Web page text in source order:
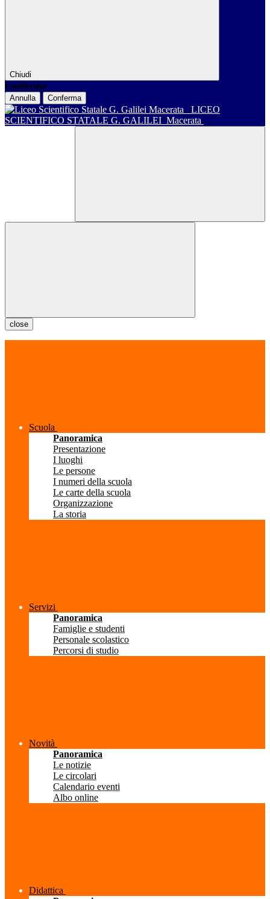
Chiudi
Conferma
Annulla Conferma
LICEO
SCIENTIFICO STATALE G. GALILEI Macerata
close
Scuola
Panoramica
Presentazione
I luoghi
Le persone
I numeri della scuola
Le carte della scuola
Organizzazione
La storia
Servizi
Panoramica
Famiglie e studenti
Personale scolastico
Percorsi di studio
Novità
Panoramica
Le notizie
Le circolari
Calendario eventi
Albo online
Didattica